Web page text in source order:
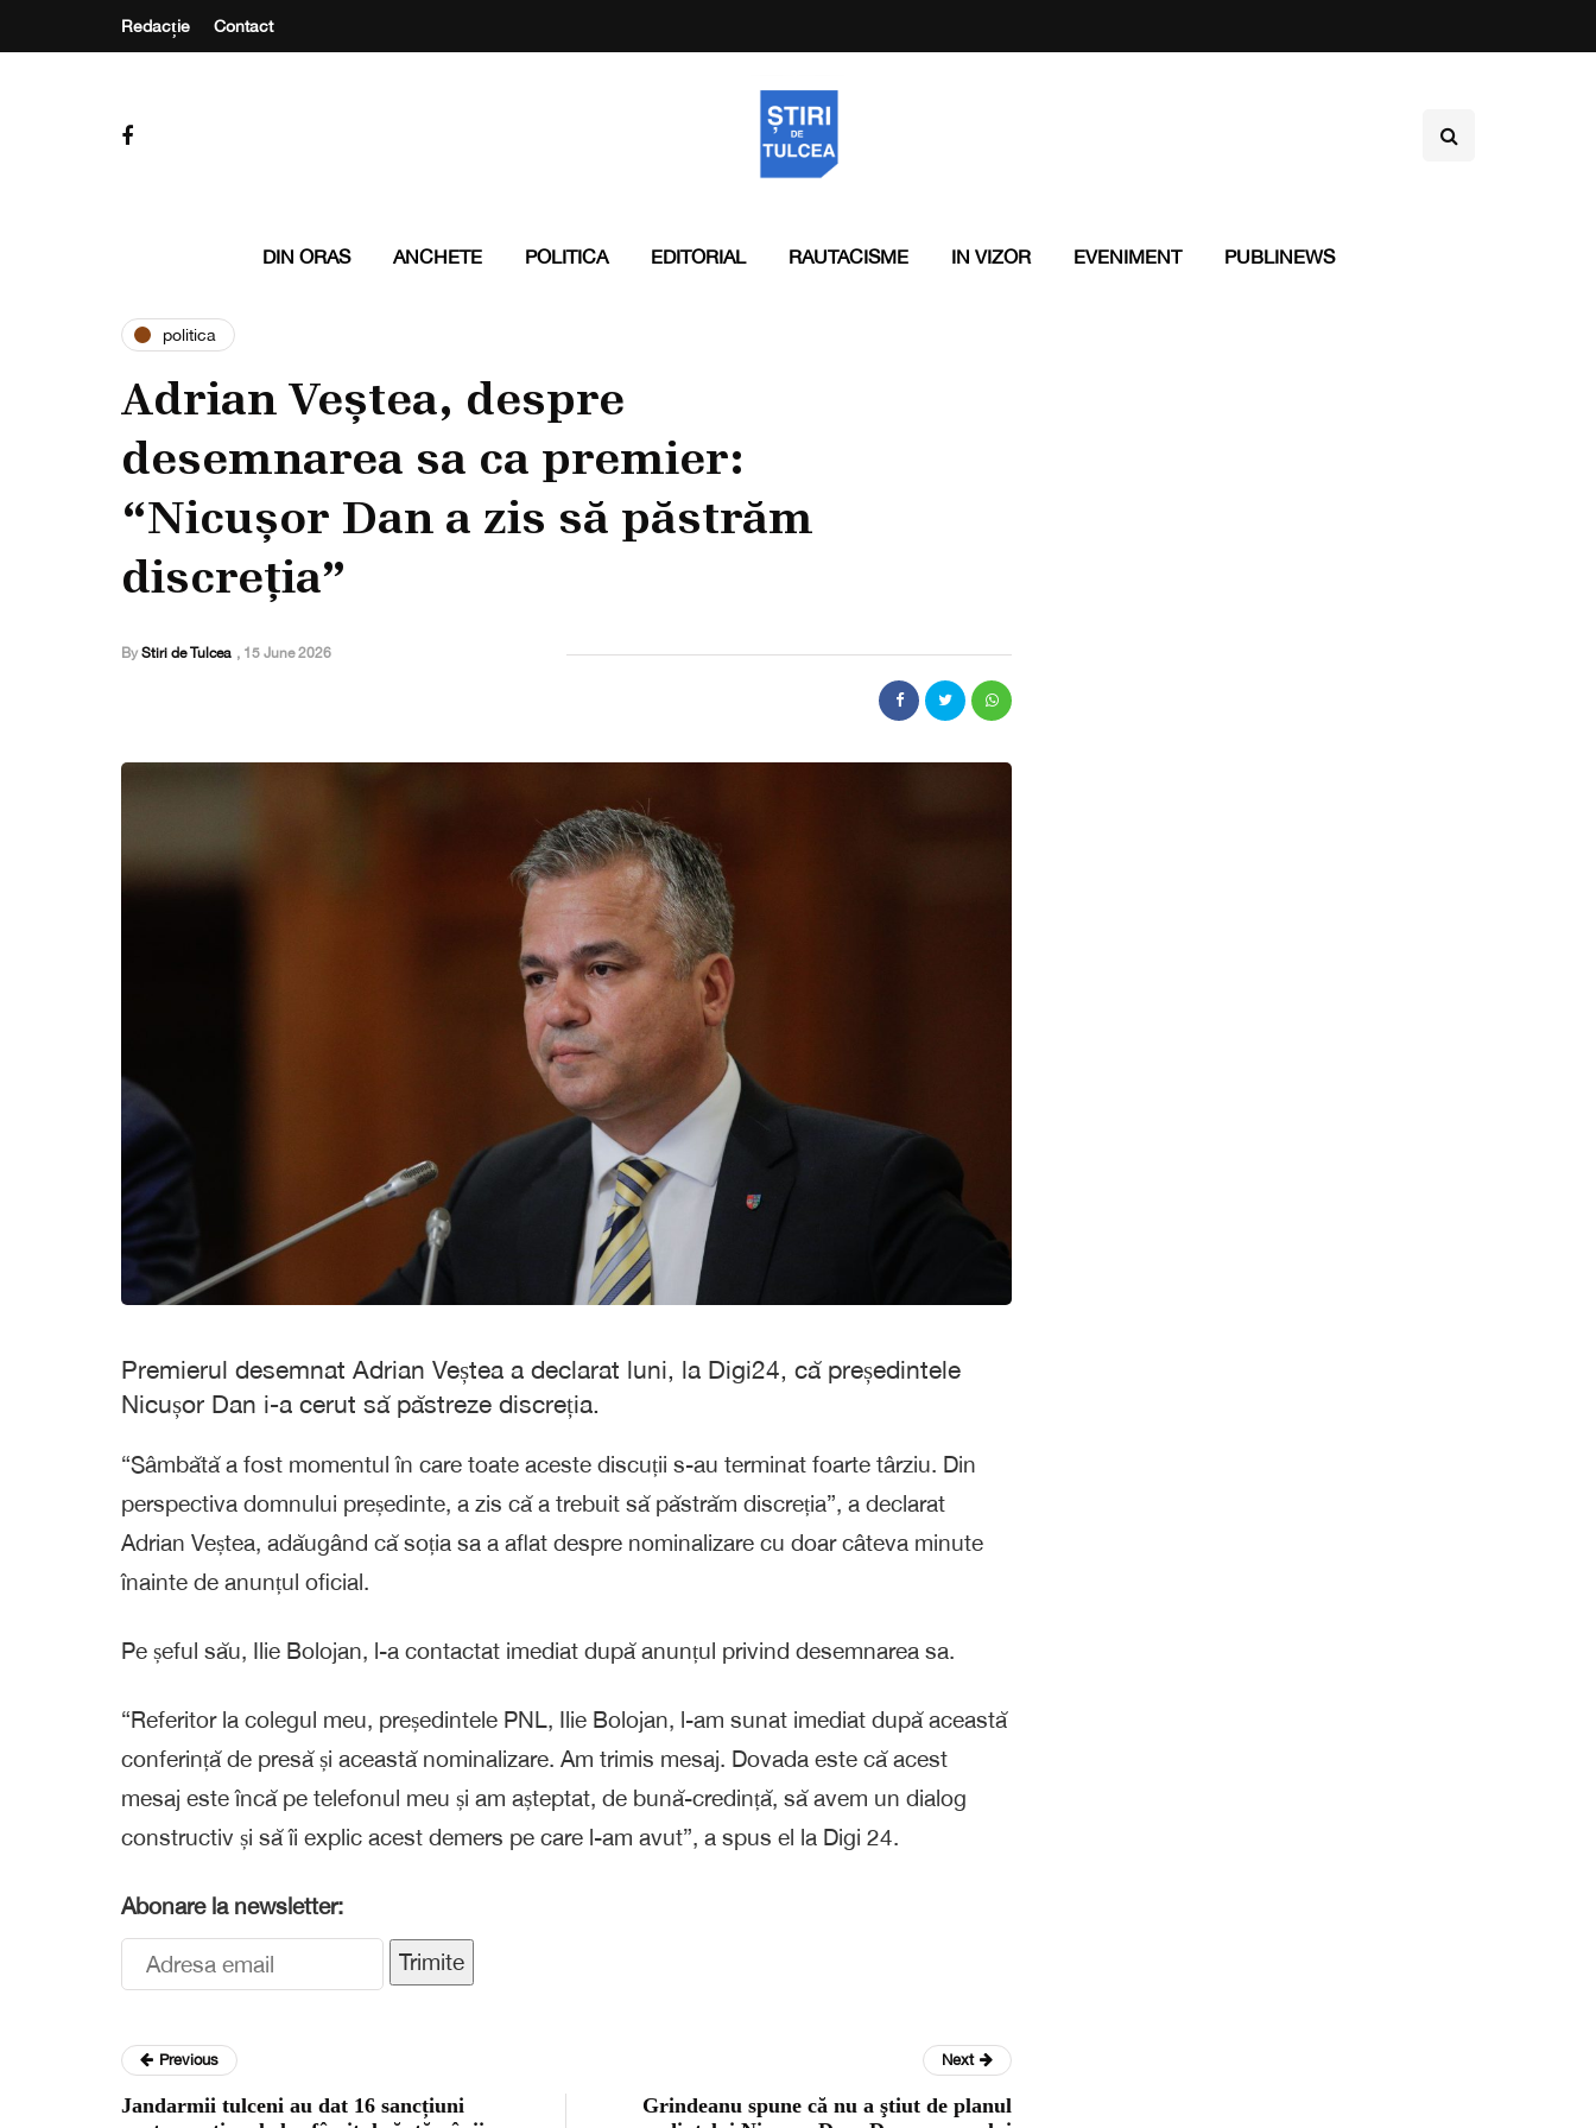
Redacție Contact
DIN ORAS ANCHETE POLITICA EDITORIAL RAUTACISME IN VIZOR EVENIMENT PUBLINEWS
politica
Adrian Veștea, despre
desemnarea sa ca premier:
“Nicușor Dan a zis să păstrăm
discreția”
By Stiri de Tulcea , 15 June 2026
Premierul desemnat Adrian Veștea a declarat luni, la Digi24, că președintele
Nicușor Dan i-a cerut să păstreze discreția.
“Sâmbătă a fost momentul în care toate aceste discuții s-au terminat foarte târziu. Din
perspectiva domnului președinte, a zis că a trebuit să păstrăm discreția”, a declarat
Adrian Veștea, adăugând că soția sa a aflat despre nominalizare cu doar câteva minute
înainte de anunțul oficial.
Pe șeful său, Ilie Bolojan, l-a contactat imediat după anunțul privind desemnarea sa.
“Referitor la colegul meu, președintele PNL, Ilie Bolojan, l-am sunat imediat după această
conferință de presă și această nominalizare. Am trimis mesaj. Dovada este că acest
mesaj este încă pe telefonul meu și am așteptat, de bună-credință, să avem un dialog
constructiv și să îi explic acest demers pe care l-am avut”, a spus el la Digi 24.
Abonare la newsletter:
Trimite
Previous
Jandarmii tulceni au dat 16 sancțiuni
Next
Grindeanu spune că nu a ştiut de planul